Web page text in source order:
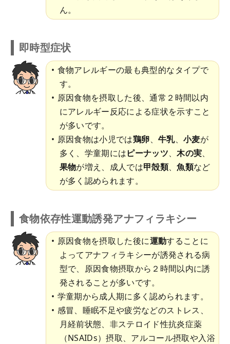
ん。
即時型症状
食物アレルギーの最も典型的なタイプで
す。
原因食物を摂取した後、通常２時間以内
にアレルギー反応による症状を示すこと
が多いです。
原因食物は小児では鶏卵、 牛乳、 小麦が
多く、学童期にはピーナッツ、木の実、
果物が増え、成人では甲殻類、魚類など
が多く認められます。
食物依存性運動誘発アナフィラキシー
原因食物を摂取した後に運動することに
よってアナフィラキシーが誘発される病
型で、原因食物摂取から２時間以内に誘
発されることが多いです。
学童期から成人期に多く認められます。
感冒、睡眠不足や疲労などのストレス、
月経前状態、非ステロイド性抗炎症薬
（NSAIDs）摂取、アルコール摂取や入浴